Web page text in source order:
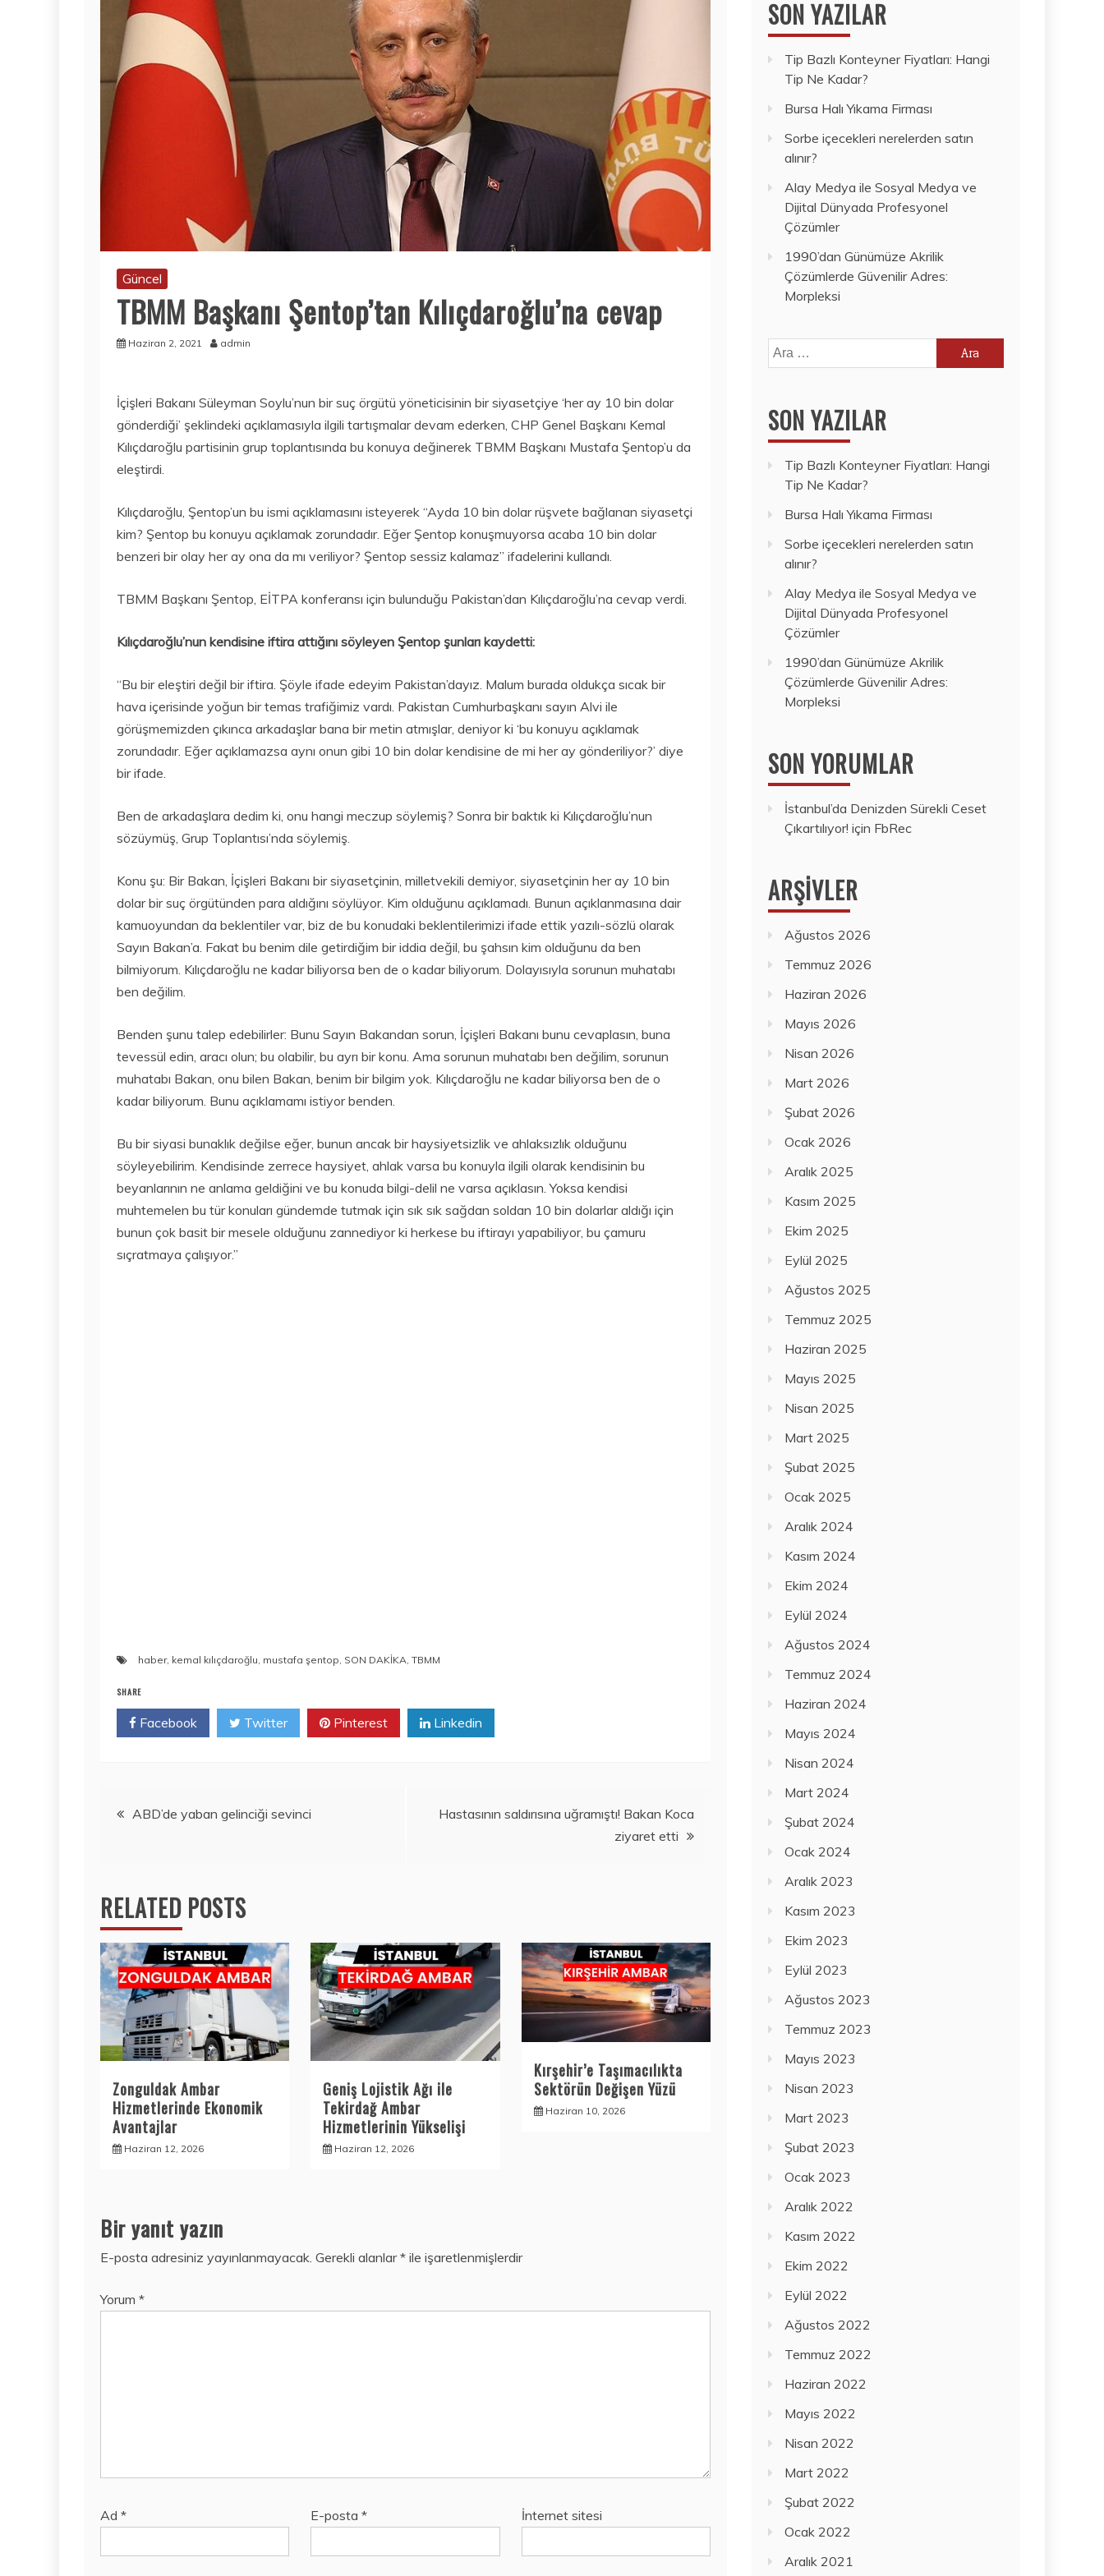
Güncel
TBMM Başkanı Şentop’tan Kılıçdaroğlu’na cevap
Haziran 2, 2021 admin
İçişleri Bakanı Süleyman Soylu’nun bir suç örgütü yöneticisinin bir siyasetçiye ‘her ay 10 bin dolar
gönderdiği’ şeklindeki açıklamasıyla ilgili tartışmalar devam ederken, CHP Genel Başkanı Kemal
Kılıçdaroğlu partisinin grup toplantısında bu konuya değinerek TBMM Başkanı Mustafa Şentop’u da
eleştirdi.
Kılıçdaroğlu, Şentop’un bu ismi açıklamasını isteyerek “Ayda 10 bin dolar rüşvete bağlanan siyasetçi
kim? Şentop bu konuyu açıklamak zorundadır. Eğer Şentop konuşmuyorsa acaba 10 bin dolar
benzeri bir olay her ay ona da mı veriliyor? Şentop sessiz kalamaz” ifadelerini kullandı.
TBMM Başkanı Şentop, EİTPA konferansı için bulunduğu Pakistan’dan Kılıçdaroğlu’na cevap verdi.
Kılıçdaroğlu’nun kendisine iftira attığını söyleyen Şentop şunları kaydetti:
“Bu bir eleştiri değil bir iftira. Şöyle ifade edeyim Pakistan’dayız. Malum burada oldukça sıcak bir
hava içerisinde yoğun bir temas trafiğimiz vardı. Pakistan Cumhurbaşkanı sayın Alvi ile
görüşmemizden çıkınca arkadaşlar bana bir metin atmışlar, deniyor ki ‘bu konuyu açıklamak
zorundadır. Eğer açıklamazsa aynı onun gibi 10 bin dolar kendisine de mi her ay gönderiliyor?’ diye
bir ifade.
Ben de arkadaşlara dedim ki, onu hangi meczup söylemiş? Sonra bir baktık ki Kılıçdaroğlu’nun
sözüymüş, Grup Toplantısı’nda söylemiş.
Konu şu: Bir Bakan, İçişleri Bakanı bir siyasetçinin, milletvekili demiyor, siyasetçinin her ay 10 bin
dolar bir suç örgütünden para aldığını söylüyor. Kim olduğunu açıklamadı. Bunun açıklanmasına dair
kamuoyundan da beklentiler var, biz de bu konudaki beklentilerimizi ifade ettik yazılı-sözlü olarak
Sayın Bakan’a. Fakat bu benim dile getirdiğim bir iddia değil, bu şahsın kim olduğunu da ben
bilmiyorum. Kılıçdaroğlu ne kadar biliyorsa ben de o kadar biliyorum. Dolayısıyla sorunun muhatabı
ben değilim.
Benden şunu talep edebilirler: Bunu Sayın Bakandan sorun, İçişleri Bakanı bunu cevaplasın, buna
tevessül edin, aracı olun; bu olabilir, bu ayrı bir konu. Ama sorunun muhatabı ben değilim, sorunun
muhatabı Bakan, onu bilen Bakan, benim bir bilgim yok. Kılıçdaroğlu ne kadar biliyorsa ben de o
kadar biliyorum. Bunu açıklamamı istiyor benden.
Bu bir siyasi bunaklık değilse eğer, bunun ancak bir haysiyetsizlik ve ahlaksızlık olduğunu
söyleyebilirim. Kendisinde zerrece haysiyet, ahlak varsa bu konuyla ilgili olarak kendisinin bu
beyanlarının ne anlama geldiğini ve bu konuda bilgi-delil ne varsa açıklasın. Yoksa kendisi
muhtemelen bu tür konuları gündemde tutmak için sık sık sağdan soldan 10 bin dolarlar aldığı için
bunun çok basit bir mesele olduğunu zannediyor ki herkese bu iftirayı yapabiliyor, bu çamuru
sıçratmaya çalışıyor.”
haber, kemal kılıçdaroğlu mustafa şentop SON DAKİKA TBMM
SHARE
Facebook Twitter Pinterest Linkedin
YazıABD’de yaban gelinciği sevinci
Hastasının saldırısına uğramıştı! Bakan Koca
ziyaret etti
RELATED POSTS
Zonguldak Ambar
Hizmetlerinde Ekonomik
Avantajlar
Haziran 12, 2026
Geniş Lojistik Ağı ile
Tekirdağ Ambar
Hizmetlerinin Yükselişi
Haziran 12, 2026
Kırşehir’e Taşımacılıkta
Sektörün Değişen Yüzü
Haziran 10, 2026
Bir yanıt yazın
E-posta adresiniz yayınlanmayacak. Gerekli alanlar* ile işaretlenmişlerdir
Yorum *
Ad * E-posta* İnternet sitesi
SON YAZILAR
Tip Bazlı Konteyner Fiyatları: Hangi
Tip Ne Kadar?
Bursa Halı Yıkama Firması
Sorbe içecekleri nerelerden satın
alınır?
Alay Medya ile Sosyal Medya ve
Dijital Dünyada Profesyonel
Çözümler
1990’dan Günümüze Akrilik
Çözümlerde Güvenilir Adres:
Morpleksi
Arama:
SON YAZILAR
Tip Bazlı Konteyner Fiyatları: Hangi
Tip Ne Kadar?
Bursa Halı Yıkama Firması
Sorbe içecekleri nerelerden satın
alınır?
Alay Medya ile Sosyal Medya ve
Dijital Dünyada Profesyonel
Çözümler
1990’dan Günümüze Akrilik
Çözümlerde Güvenilir Adres:
Morpleksi
SON YORUMLAR
İstanbul’da Denizden Sürekli Ceset
Çıkartılıyor! için FbRec
ARŞIVLER
Ağustos 2026
Temmuz 2026
Haziran 2026
Mayıs 2026
Nisan 2026
Mart 2026
Şubat 2026
Ocak 2026
Aralık 2025
Kasım 2025
Ekim 2025
Eylül 2025
Ağustos 2025
Temmuz 2025
Haziran 2025
Mayıs 2025
Nisan 2025
Mart 2025
Şubat 2025
Ocak 2025
Aralık 2024
Kasım 2024
Ekim 2024
Eylül 2024
Ağustos 2024
Temmuz 2024
Haziran 2024
Mayıs 2024
Nisan 2024
Mart 2024
Şubat 2024
Ocak 2024
Aralık 2023
Kasım 2023
Ekim 2023
Eylül 2023
Ağustos 2023
Temmuz 2023
Mayıs 2023
Nisan 2023
Mart 2023
Şubat 2023
Ocak 2023
Aralık 2022
Kasım 2022
Ekim 2022
Eylül 2022
Ağustos 2022
Temmuz 2022
Haziran 2022
Mayıs 2022
Nisan 2022
Mart 2022
Şubat 2022
Ocak 2022
Aralık 2021